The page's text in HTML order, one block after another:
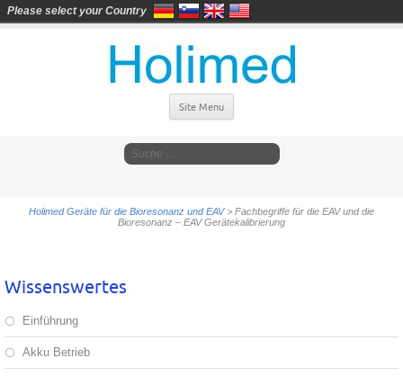
Site Menu
Holimed Geräte für die Bioresonanz und EAV> Fachbegriffe für die EAV und die
Bioresonanz – EAV Gerätekalibrierung
Wissenswertes
Einführung
Akku Betrieb
Please select your Country